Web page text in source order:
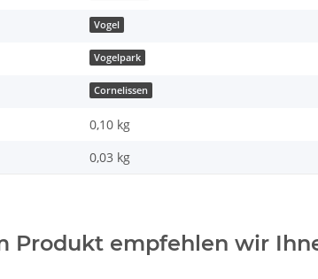
Vogel
Vogelpark
Cornelissen
0,10 kg
0,03 kg
Produkt empfehlen wir